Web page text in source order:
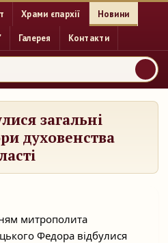
Храми єпархії Новини
Галерея Контакти
загальні
духовенства
митрополита
Федора відбулися